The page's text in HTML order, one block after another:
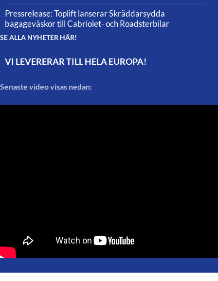
Pressrelease: Toplift lanserar Skräddarsydda
bagageväskor till Cabriolet- och Roadsterbilar
SE ALLA NYHETER HÄR!
VI LEVERERAR TILL HELA EUROPA!
Senaste video visas nedan: